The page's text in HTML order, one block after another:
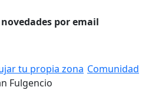
por email
tu propia zona Comunidad
Fulgencio